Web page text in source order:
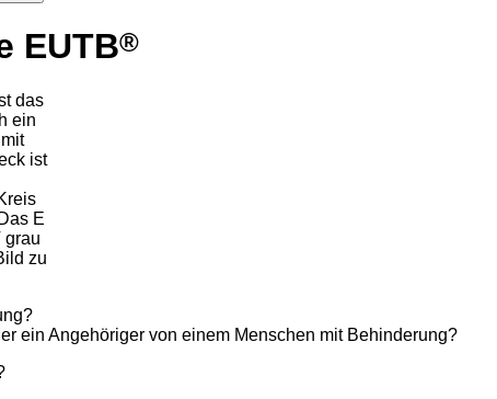
EUTB®
ein Angehöriger von einem Menschen mit Behinderung?